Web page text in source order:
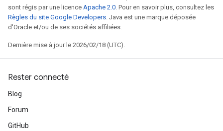
sont régis par une licence Apache 2.0. Pour en savoir plus, consultez les
Règles du site Google Developers. Java est une marque déposée
d'Oracle et/ou de ses sociétés affiliées.
Dernière mise à jour le 2026/02/18 (UTC).
Rester connecté
Blog
Forum
GitHub